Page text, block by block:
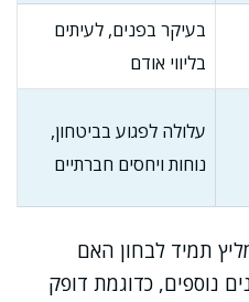
בעיקר בפנים, לעיתים
בליווי אודם
עלולה לפגוע בביטחון,
נוחות ויחסים חברתיים
תמיד לבחון האם
נוספים, כדוגמת דופק